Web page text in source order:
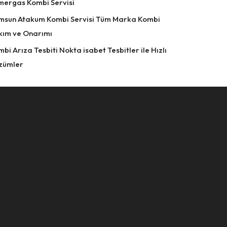
Kombi Servisi
Atakum Kombi Servisi Tüm Marka Kombi
ve Onarımı
Arıza Tesbiti Nokta isabet Tesbitler ile Hızlı